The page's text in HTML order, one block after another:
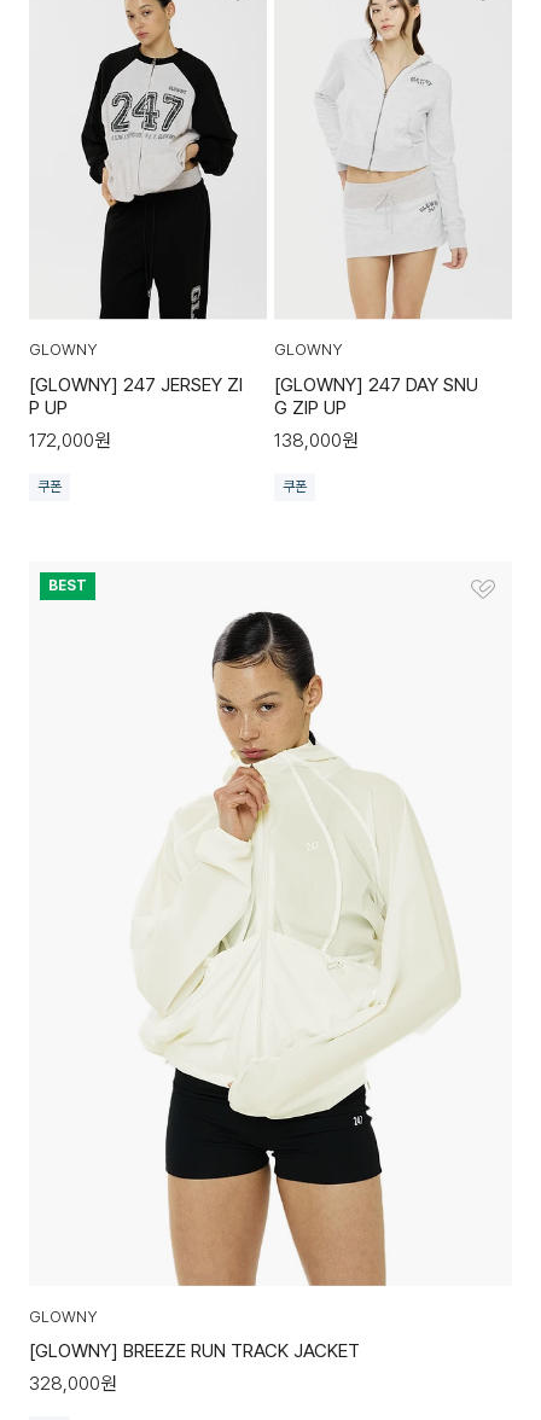
GLOWNY
[GLOWNY] 247 JERSEY ZI
P UP
172,000원
쿠폰
GLOWNY
[GLOWNY] 247 DAY SNU
G ZIP UP
138,000원
쿠폰
BEST
GLOWNY
[GLOWNY] BREEZE RUN TRACK JACKET
328,000원